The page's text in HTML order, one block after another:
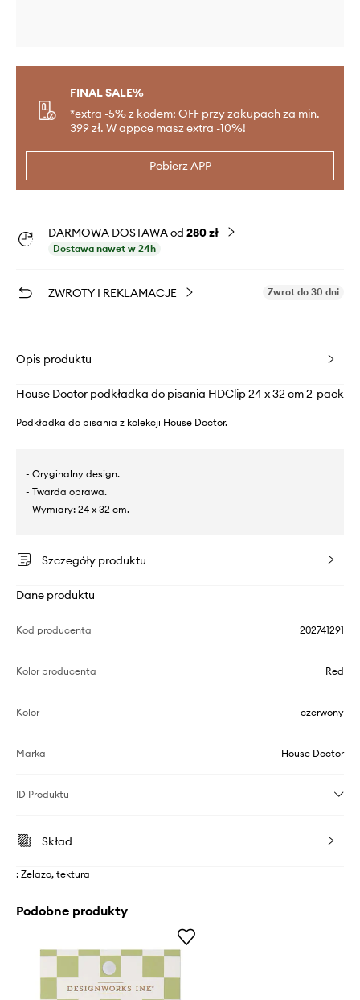
FINAL SALE%
*extra -5% z kodem: OFF przy zakupach za min.
399 zł. W appce masz extra -10%!
Pobierz APP
DARMOWA DOSTAWA od 280 zł
Dostawa nawet w 24h
ZWROTY I REKLAMACJE Zwrot do 30 dni
Opis produktu
House Doctor podkładka do pisania HDClip 24 x 32 cm 2-pack
Podkładka do pisania z kolekcji House Doctor.
- Oryginalny design.
- Twarda oprawa.
- Wymiary: 24 x 32 cm.
Szczegóły produktu
Dane produktu
Kod producenta 202741291
Kolor producenta Red
Kolor czerwony
Marka House Doctor
ID Produktu
Skład
: Żelazo, tektura
Podobne produkty